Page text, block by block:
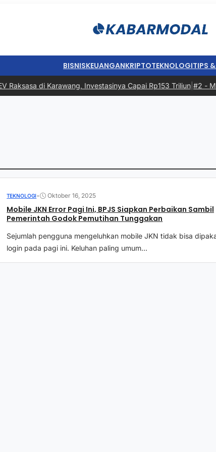
BISNISKEUANGANKRIPTOTEKNOLOGITIPS
di Karawang, Investasinya Capai Rp153 Triliun|#2 -
TEKNOLOGI• Oktober 16, 2025
Mobile JKN Error Pagi Ini, BPJS Siapkan Perbaikan Sambil
Pemerintah Godok Pemutihan Tunggakan
Sejumlah pengguna mengeluhkan mobile JKN tidak bisa
login pada pagi ini. Keluhan paling umum...